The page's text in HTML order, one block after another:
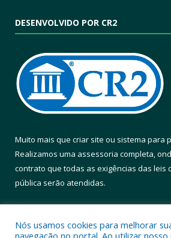
DESENVOLVIDO POR CR2
Muito mais que criar site ou sistema para
Realizamos uma assessoria completa,
contrato que todas as exigências das leis
pública serão atendidas.
Nós usamos cookies para melhorar
navegação no portal. Ao utilizar